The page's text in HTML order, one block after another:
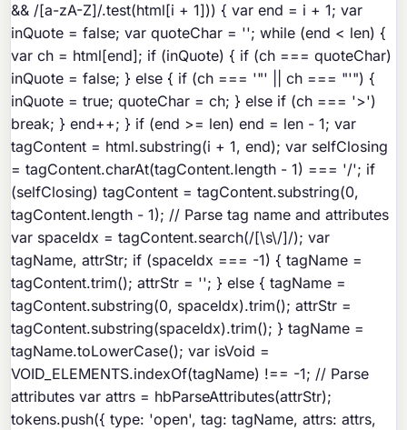
&& /[a-zA-Z]/.test(html[i + 1])) { var end = i + 1; var
inQuote = false; var quoteChar = ''; while (end < len) {
var ch = html[end]; if (inQuote) { if (ch === quoteChar)
inQuote = false; } else { if (ch === '"' || ch === "'") {
inQuote = true; quoteChar = ch; } else if (ch === '>')
break; } end++; } if (end >= len) end = len - 1; var
tagContent = html.substring(i + 1, end); var selfClosing
= tagContent.charAt(tagContent.length - 1) === '/'; if
(selfClosing) tagContent = tagContent.substring(0,
tagContent.length - 1); // Parse tag name and attributes
var spaceIdx = tagContent.search(/[\s\/]/); var
tagName, attrStr; if (spaceIdx === -1) { tagName =
tagContent.trim(); attrStr = ''; } else { tagName =
tagContent.substring(0, spaceIdx).trim(); attrStr =
tagContent.substring(spaceIdx).trim(); } tagName =
tagName.toLowerCase(); var isVoid =
VOID_ELEMENTS.indexOf(tagName) !== -1; // Parse
attributes var attrs = hbParseAttributes(attrStr);
tokens.push({ type: 'open', tag: tagName, attrs: attrs,